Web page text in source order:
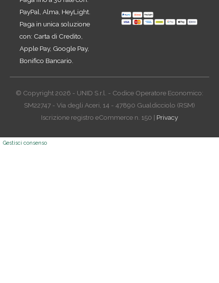
PayPal, Alma, HeyLight.
Paga in unica soluzione
con: Carta di Credito,
Apple Pay, Google Pay,
Bonifico Bancario.
© Copyright 2026 - UNID S.r.l. - Codice Operatore Economico:
SM22747 - Via degli Aceri, 14 - 47890 Gualdicciolo (RSM)
Iscrizione registro eCommerce n. 150 | Privacy
Gestisci consenso